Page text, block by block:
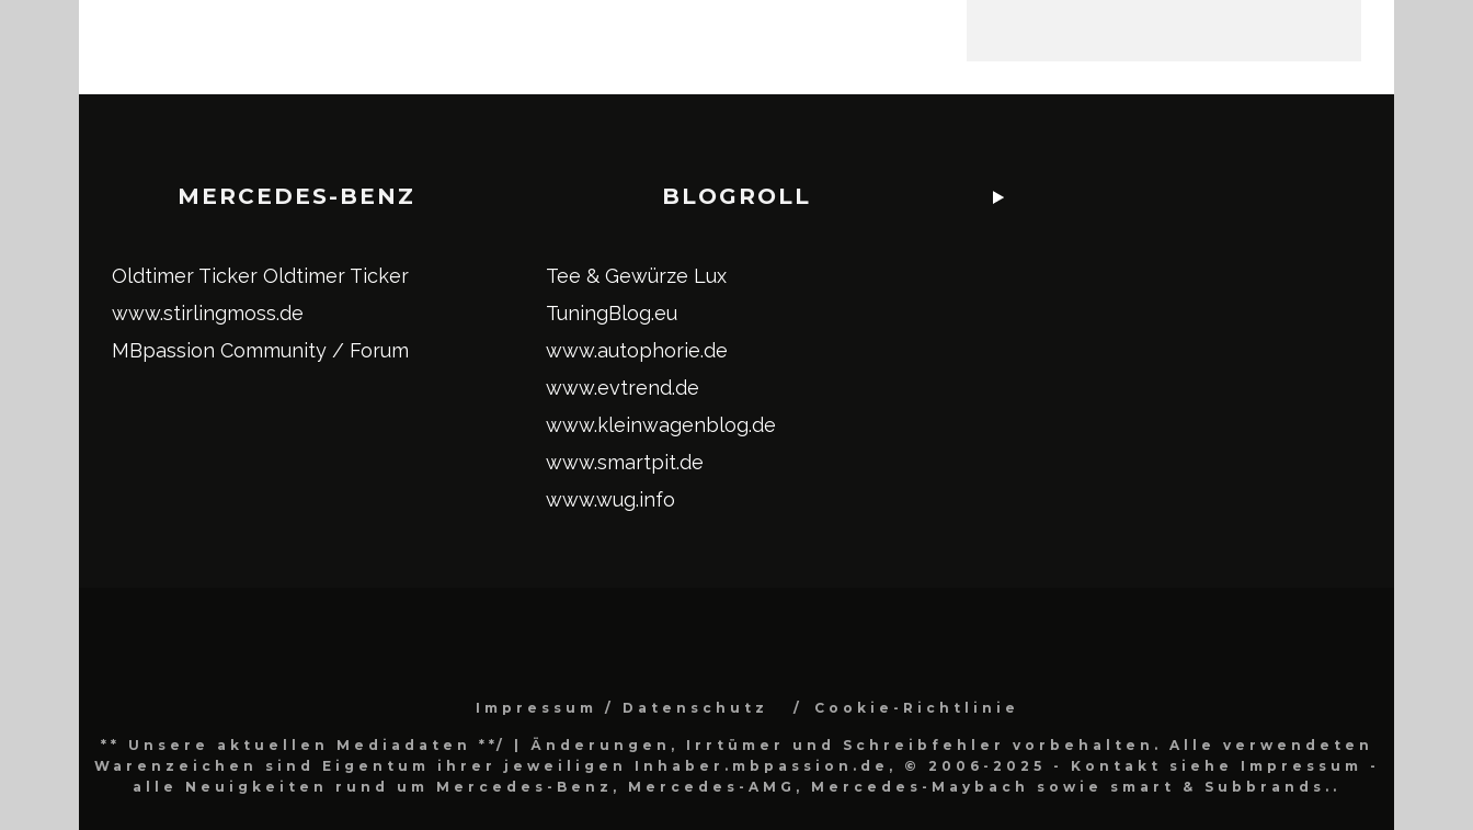
MERCEDES-BENZ
Oldtimer Ticker Oldtimer Ticker
www.stirlingmoss.de
MBpassion Community / Forum
BLOGROLL
Tee & Gewürze Lux
TuningBlog.eu
www.autophorie.de
www.evtrend.de
www.kleinwagenblog.de
www.smartpit.de
www.wug.info
Impressum / Datenschutz Cookie-Richtlinie
** Unsere aktuellen Mediadaten **/
| Änderungen, Irrtümer und Schreibfehler vorbehalten. Alle verwendeten
Warenzeichen sind Eigentum ihrer jeweiligen Inhaber.mbpassion.de, © 2006-2025 - Kontakt siehe Impressum -
alle Neuigkeiten rund um Mercedes-Benz, Mercedes-AMG, Mercedes-Maybach sowie smart & Subbrands..